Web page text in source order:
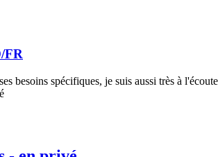
FR
besoins spécifiques, je suis aussi très à